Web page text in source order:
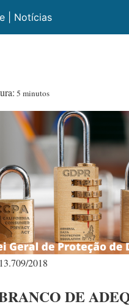
| Notícias
5 minutos
2018
DE